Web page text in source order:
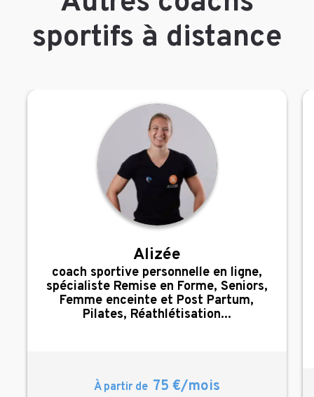
sportifs à distance
Alizée
,
coach sportive personnelle en ligne,
spécialiste Remise en Forme, Seniors,
Femme enceinte et Post Partum,
Pilates, Réathlétisation...
À partir de 75 €/mois